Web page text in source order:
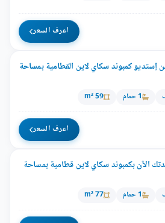
اعرف السعر
إستديو كمبوند سكاي لاين القطامية بمساحة
1 حمام 59 m²
اعرف السعر
الآن بكمبوند سكاي لاين قطامية بمساحة
1 حمام 77 m²